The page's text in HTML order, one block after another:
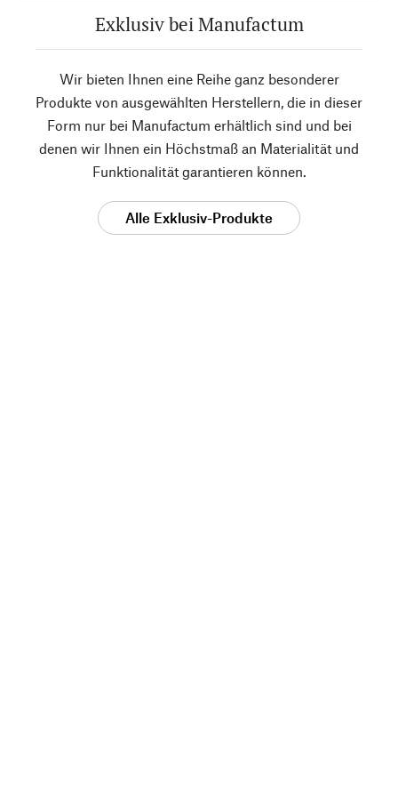
Exklusiv bei Manufactum
Wir bieten Ihnen eine Reihe ganz besonderer
Produkte von ausgewählten Herstellern, die in dieser
Form nur bei Manufactum erhältlich sind und bei
denen wir Ihnen ein Höchstmaß an Materialität und
Funktionalität garantieren können.
Alle Exklusiv-Produkte